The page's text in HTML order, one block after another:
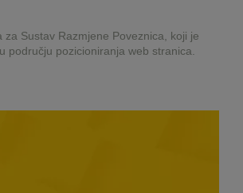
za Sustav Razmjene Poveznica, koji je
području pozicioniranja web stranica.